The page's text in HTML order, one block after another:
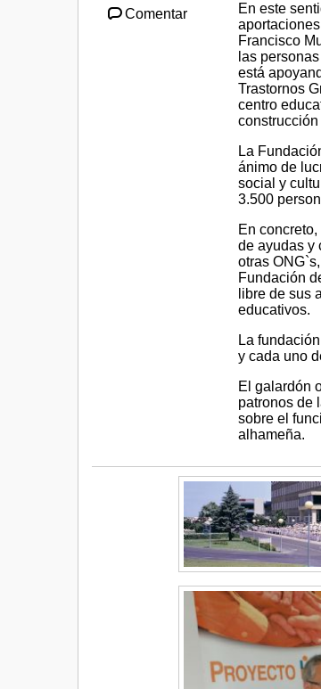
Comentar
En este
Francisco
las
está
Trastornos
centro
La
ánimo de
social y
3.500
En
de ayudas y
otras
Fundación
libre de sus
educativos.
La
y cada uno
El galardón
patronos de
sobre el
alhameña.